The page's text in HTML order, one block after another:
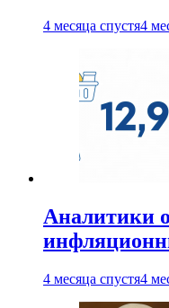
4 месяца спустя4
Аналитики
4 месяца спустя4